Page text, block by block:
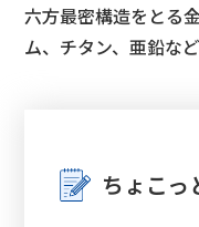
六方最密構造をとる
ム、チタン、亜鉛な
ちょこっ